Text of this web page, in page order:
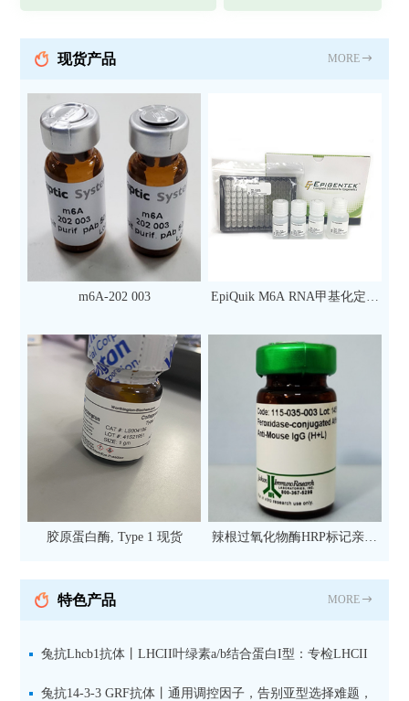
现货产品 MORE
m6A-202 003
EpiQuik M6A RNA甲基化定量
次）
胶原蛋白酶, Type 1 现货
辣根过氧化物酶HRP标记亲和
抗 现货
特色产品 MORE
兔抗Lhcb1抗体丨LHCII叶绿素a/b结合蛋白I型：专检LHCII
中含量丰富的捕光蛋白
兔抗14-3-3 GRF抗体丨通用调控因子，告别亚型选择难题，